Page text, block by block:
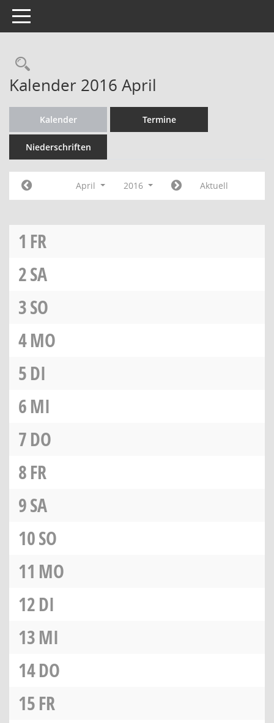
Toggle navigation
Rechercheauswahl
Kalender 2016 April
Kalender Termine
Niederschriften
April 2016 Aktuell
1 FR
2SA
3SO
4MO
5DI
6MI
7DO
8FR
9SA
10SO
11 MO
12DI
13MI
14DO
15FR